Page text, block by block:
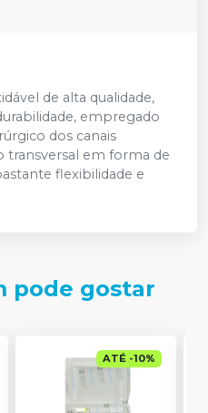
de alta qualidade,
empregado
dos canais
transversal em forma de
flexibilidade e
pode gostar
ATÉ -10%